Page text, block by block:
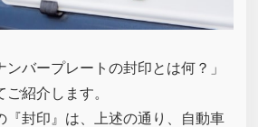
バープレートの封印とは何？」
紹介します。
『封印』は、上述の通り、自動車